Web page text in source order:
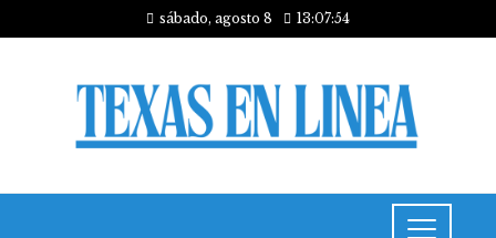
sábado, agosto 8 13:07:54